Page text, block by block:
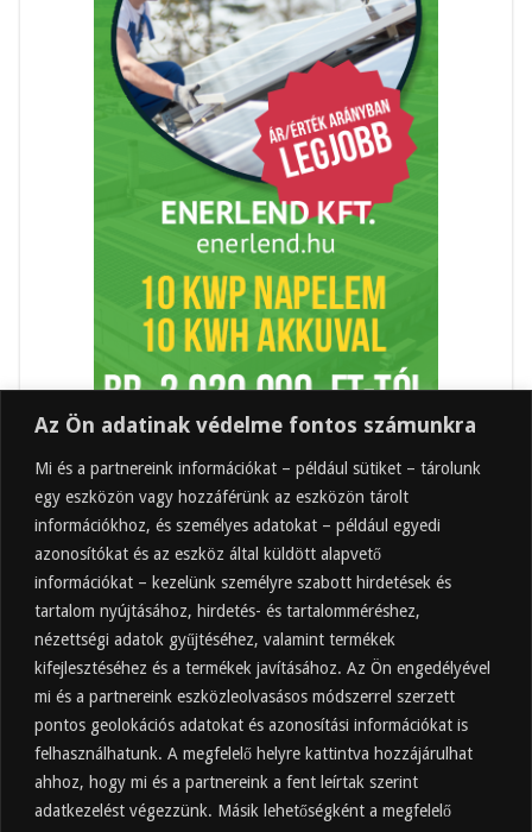
Az Ön adatinak védelme fontos számunkra
Mi és a partnereink információkat – például sütiket – tárolunk
egy eszközön vagy hozzáférünk az eszközön tárolt
információkhoz, és személyes adatokat – például egyedi
azonosítókat és az eszköz által küldött alapvető
információkat – kezelünk személyre szabott hirdetések és
tartalom nyújtásához, hirdetés- és tartalomméréshez,
nézettségi adatok gyűjtéséhez, valamint termékek
kifejlesztéséhez és a termékek javításához. Az Ön engedélyével
mi és a partnereink eszközleolvasásos módszerrel szerzett
pontos geolokációs adatokat és azonosítási információkat is
felhasználhatunk. A megfelelő helyre kattintva hozzájárulhat
ahhoz, hogy mi és a partnereink a fent leírtak szerint
adatkezelést végezzünk. Másik lehetőségként a megfelelő
Felkapott
Almaecet mire jó? 21 gyakori felhasználási
terület
2025.10.31.
Almaecet fogyasztása: mikor, mennyit, mivel
hígítva?
2025.10.30.